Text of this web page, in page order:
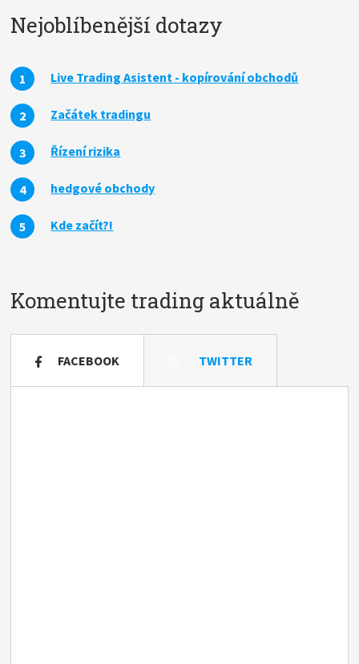
Nejoblíbenější dotazy
Live Trading Asistent - kopírování obchodů
Začátek tradingu
Řízení rizika
hedgové obchody
Kde začít?!
Komentujte trading aktuálně
FACEBOOK TWITTER